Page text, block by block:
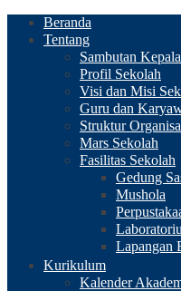
Beranda
Tentang
Sambutan
Profil Sekolah
Visi dan Misi
Guru dan
Struktur
Mars Sekolah
Fasilitas Sekolah
Gedung
Mushola
Lapangan
Kurikulum
Kalender